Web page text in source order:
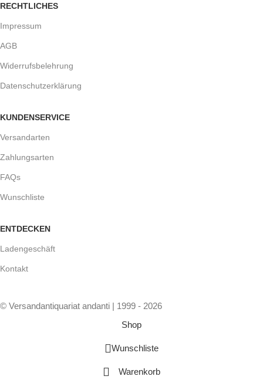
RECHTLICHES
Impressum
AGB
Widerrufsbelehrung
Datenschutzerklärung
KUNDENSERVICE
Versandarten
Zahlungsarten
FAQs
Wunschliste
ENTDECKEN
Ladengeschäft
Kontakt
© Versandantiquariat andanti | 1999 - 2026
Shop
Wunschliste
Warenkorb